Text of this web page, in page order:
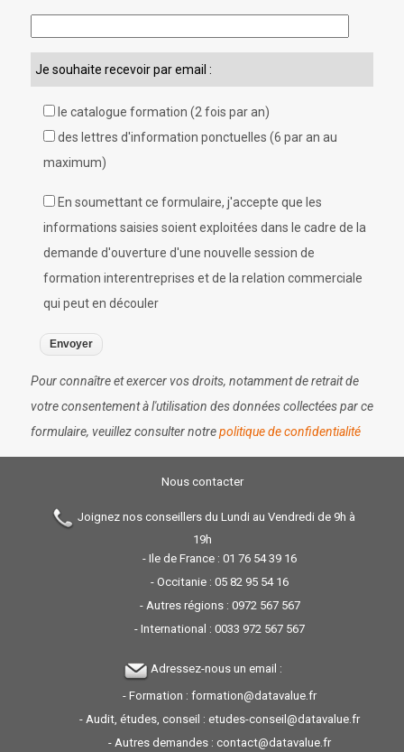
Veuillez laisser ce champ vide.
Je souhaite recevoir par email :
le catalogue formation (2 fois par an)
des lettres d'information ponctuelles (6 par an au
maximum)
En soumettant ce formulaire, j'accepte que les
informations saisies soient exploitées dans le cadre de la
demande d'ouverture d'une nouvelle session de
formation interentreprises et de la relation commerciale
qui peut en découler
Pour connaître et exercer vos droits, notamment de retrait de
votre consentement à l'utilisation des données collectées par ce
formulaire, veuillez consulter notrepolitique de confidentialité
Nous contacter
Joignez nos conseillers du Lundi au Vendredi de 9h à
19h
- Ile de France : 01 76 54 39 16
- Occitanie : 05 82 95 54 16
- Autres régions : 0972 567 567
- International : 0033 972 567 567
Adressez-nous un email :
- Formation : formation@datavalue.fr
- Audit, études, conseil : etudes-conseil@datavalue.fr
- Autres demandes : contact@datavalue.fr